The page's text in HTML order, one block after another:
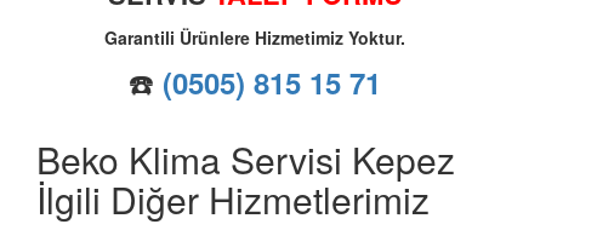
Garantili Ürünlere Hizmetimiz Yoktur.
☎️ (0505) 815 15 71
Beko Klima Servisi Kepez
İlgili Diğer Hizmetlerimiz